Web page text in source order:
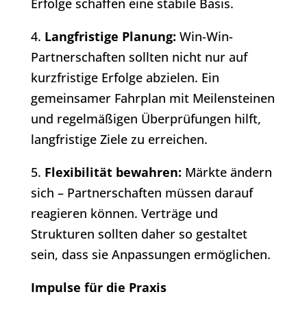
Erfolge schaffen eine stabile Basis.
4. Langfristige Planung: Win-Win-
Partnerschaften sollten nicht nur auf
kurzfristige Erfolge abzielen. Ein
gemeinsamer Fahrplan mit Meilensteinen
und regelmäßigen Überprüfungen hilft,
langfristige Ziele zu erreichen.
5. Flexibilität bewahren: Märkte ändern
sich – Partnerschaften müssen darauf
reagieren können. Verträge und
Strukturen sollten daher so gestaltet
sein, dass sie Anpassungen ermöglichen.
Impulse für die Praxis